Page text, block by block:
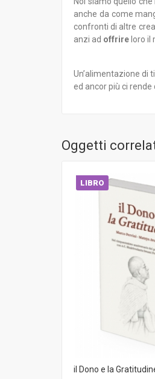
anche da come
confronti di altre
anzi ad offrire loro il
Un’alimentazione di
ed ancor più ci
Oggetti
LIBRO
il Dono e la